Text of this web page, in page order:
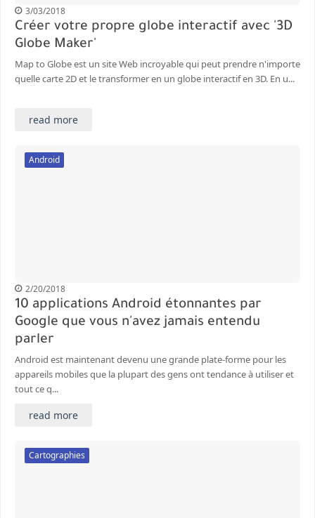
3/03/2018
Créer votre propre globe interactif avec '3D
Globe Maker'
Map to Globe est un site Web incroyable qui peut prendre n'importe
quelle carte 2D et le transformer en un globe interactif en 3D. En u...
read more
Android
2/20/2018
10 applications Android étonnantes par
Google que vous n'avez jamais entendu
parler
Android est maintenant devenu une grande plate-forme pour les
appareils mobiles que la plupart des gens ont tendance à utiliser et
tout ce q...
read more
Cartographies